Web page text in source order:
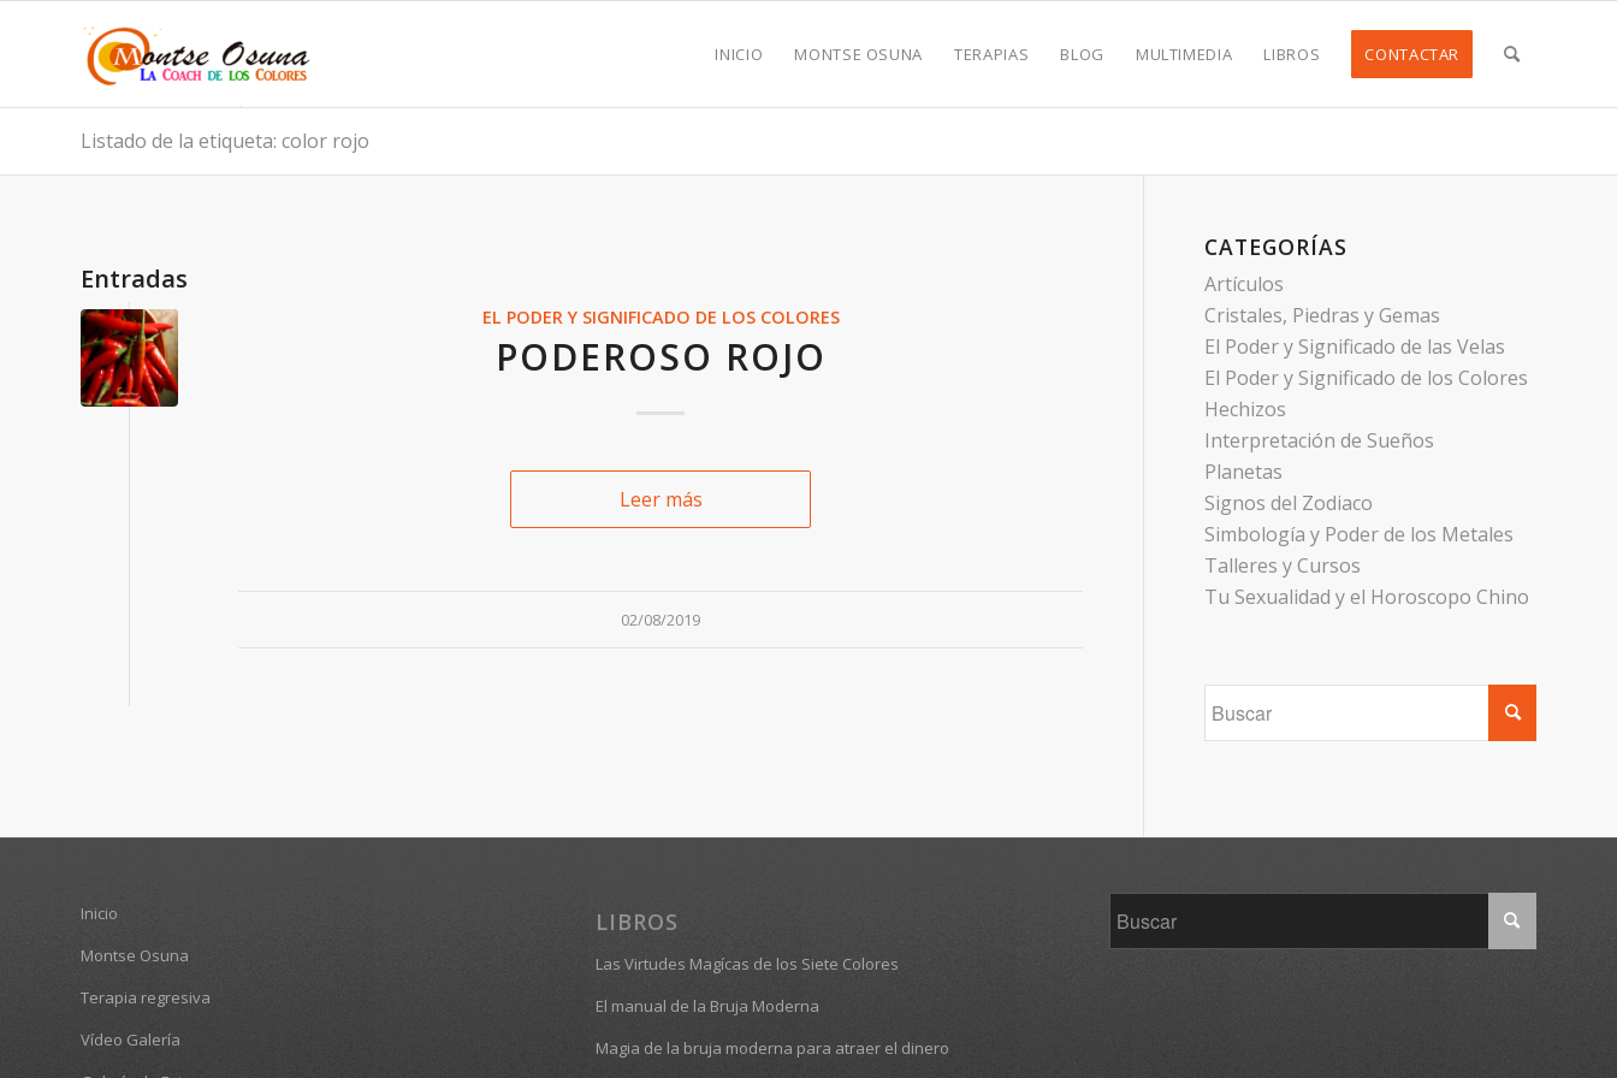
INICIO MONTSE OSUNA TERAPIAS BLOG MULTIMEDIA LIBROS CONTACTAR
Listado de la etiqueta: color rojo
Entradas
EL PODER Y SIGNIFICADO DE LOS COLORES
PODEROSO ROJO
Leer más
02/08/2019
CATEGORÍAS
Artículos
Cristales, Piedras y Gemas
El Poder y Significado de las Velas
El Poder y Significado de los Colores
Hechizos
Interpretación de Sueños
Planetas
Signos del Zodiaco
Simbología y Poder de los Metales
Talleres y Cursos
Tu Sexualidad y el Horoscopo Chino
Inicio
Montse Osuna
Terapia regresiva
Vídeo Galería
LIBROS
Las Virtudes Magícas de los Siete Colores
El manual de la Bruja Moderna
Magia de la bruja moderna para atraer el dinero